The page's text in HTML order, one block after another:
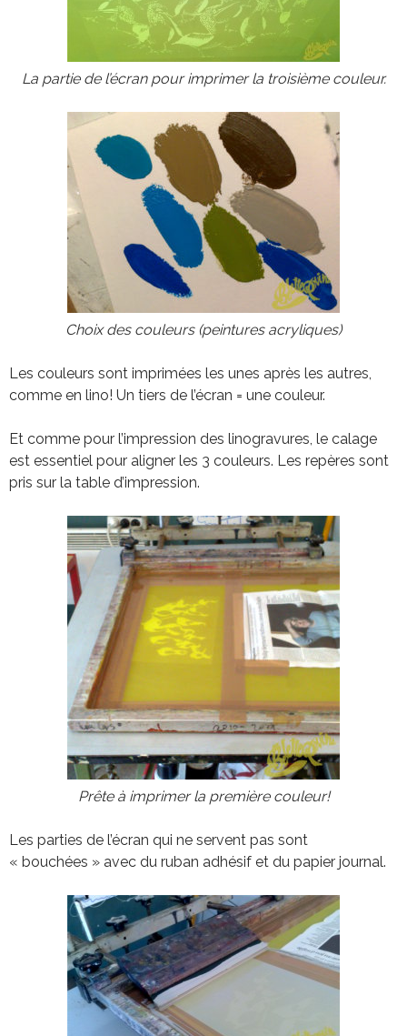
La partie de l’écran pour imprimer la troisième couleur.
Choix des couleurs (peintures acryliques)
Les couleurs sont imprimées les unes après les autres,
comme en lino! Un tiers de l’écran = une couleur.
Et comme pour l’impression des linogravures, le calage
est essentiel pour aligner les 3 couleurs. Les repères sont
pris sur la table d’impression.
Prête à imprimer la première couleur!
Les parties de l’écran qui ne servent pas sont
« bouchées » avec du ruban adhésif et du papier journal.